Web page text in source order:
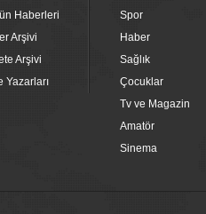
Haberleri
Arşivi
Arşivi
Yazarları
Spor
Haber
Sağlık
Çocuklar
Tv ve Magazin
Amatör
Sinema